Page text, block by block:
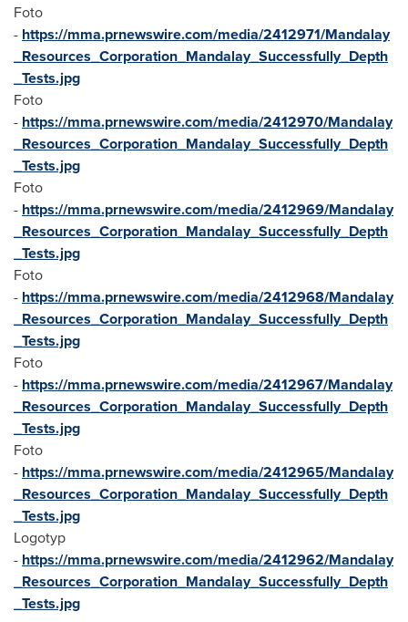
Foto
- https://mma.prnewswire.com/media/2412971/Mandalay
_Resources_Corporation_Mandalay_Successfully_Depth
_Tests.jpg
Foto
- https://mma.prnewswire.com/media/2412970/Mandalay
_Resources_Corporation_Mandalay_Successfully_Depth
_Tests.jpg
Foto
- https://mma.prnewswire.com/media/2412969/Mandalay
_Resources_Corporation_Mandalay_Successfully_Depth
_Tests.jpg
Foto
- https://mma.prnewswire.com/media/2412968/Mandalay
_Resources_Corporation_Mandalay_Successfully_Depth
_Tests.jpg
Foto
- https://mma.prnewswire.com/media/2412967/Mandalay
_Resources_Corporation_Mandalay_Successfully_Depth
_Tests.jpg
Foto
- https://mma.prnewswire.com/media/2412965/Mandalay
_Resources_Corporation_Mandalay_Successfully_Depth
_Tests.jpg
Logotyp
- https://mma.prnewswire.com/media/2412962/Mandalay
_Resources_Corporation_Mandalay_Successfully_Depth
_Tests.jpg